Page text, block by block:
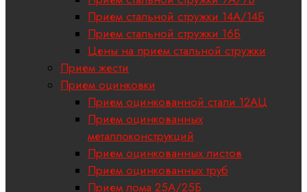
Прием стальной стружки 14А/14Б
Прием стальной стружки 16Б
Цены на прием стальной стружки
Прием жести
Прием оцинковки
Прием оцинкованной стали 12АЦ
Прием оцинкованных
металлоконструкций
Прием оцинкованных листов
Прием оцинкованных труб
Прием лома 25А/25Б